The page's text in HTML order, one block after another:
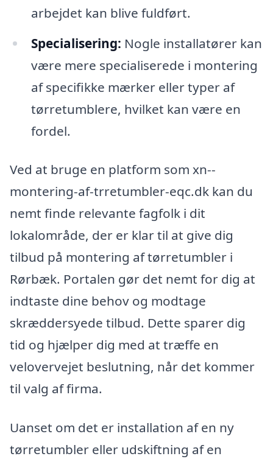
arbejdet kan blive fuldført.
Specialisering: Nogle installatører kan
være mere specialiserede i montering
af specifikke mærker eller typer af
tørretumblere, hvilket kan være en
fordel.
Ved at bruge en platform som xn--
montering-af-trretumbler-eqc.dk kan du
nemt finde relevante fagfolk i dit
lokalområde, der er klar til at give dig
tilbud på montering af tørretumbler i
Rørbæk. Portalen gør det nemt for dig at
indtaste dine behov og modtage
skræddersyede tilbud. Dette sparer dig
tid og hjælper dig med at træffe en
velovervejet beslutning, når det kommer
til valg af firma.
Uanset om det er installation af en ny
tørretumbler eller udskiftning af en